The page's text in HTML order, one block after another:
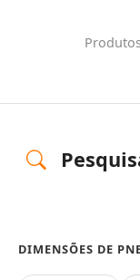
DIMENSÕES DE